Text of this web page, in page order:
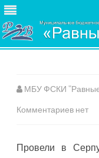
МБУ ФСКИ
Комментариевкнет
Провели в